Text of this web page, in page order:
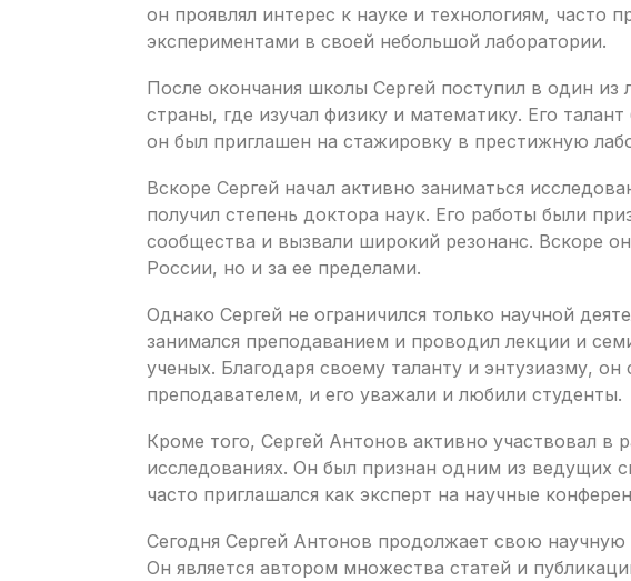
он проявлял интерес к науке и технологиям, часто
экспериментами в своей небольшой лаборатории.
После окончания школы Сергей поступил в один из
страны, где изучал физику и математику. Его
он был приглашен на стажировку в престижную
Вскоре Сергей начал активно заниматься
получил степень доктора наук. Его работы были
сообщества и вызвали широкий резонанс. Вскоре
России, но и за ее пределами.
Однако Сергей не ограничился только научной
занимался преподаванием и проводил лекции и
ученых. Благодаря своему таланту и энтузиазму, он
преподавателем, и его уважали и любили студенты.
Кроме того, Сергей Антонов активно участвовал в
исследованиях. Он был признан одним из ведущих
часто приглашался как эксперт на научные
Сегодня Сергей Антонов продолжает свою научную
Он является автором множества статей и